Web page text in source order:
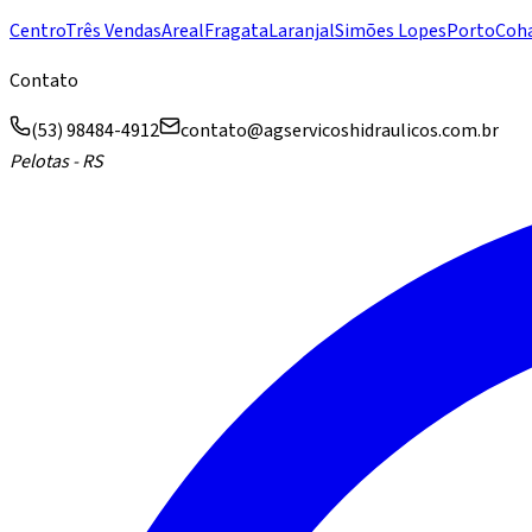
CentroTrês VendasArealFragataLaranjalSimões LopesPorto
Contato
(53) 98484-4912
contato@agservicoshidraulicos.com.br
Pelotas - RS